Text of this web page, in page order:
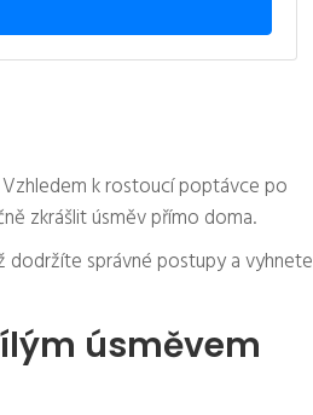
k rostoucí poptávce po
zkrášlit úsměv přímo doma.
dodržíte správné postupy a vyhnete
úsměvem